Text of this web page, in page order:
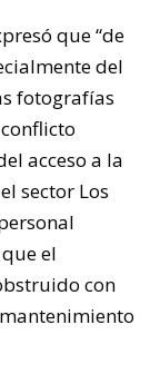
que “de
del
fotografías
acceso a la
sector Los
el
con